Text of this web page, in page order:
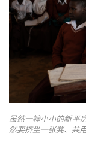
虽然一幢小小的新平
然要挤坐一张凳、共用